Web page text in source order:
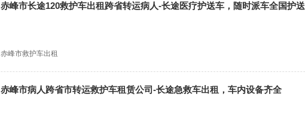
赤峰市长途120救护车出租跨省转运病人-长途医疗护送车，随时派车全国护送
赤峰市救护车出租
赤峰市病人跨省市转运救护车租赁公司-长途急救车出租，车内设备齐全